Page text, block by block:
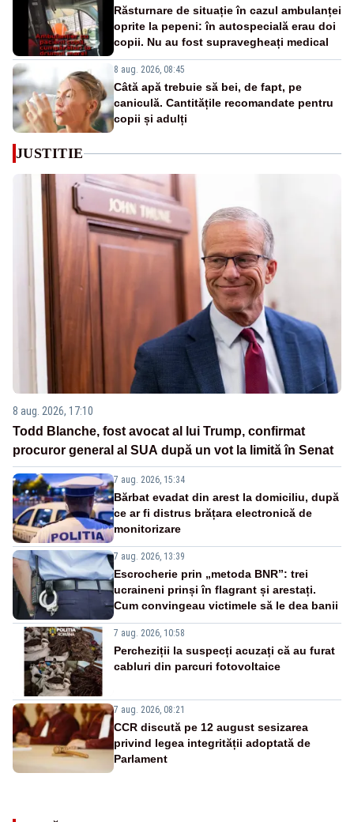
Răsturnare de situație în cazul ambulanței
oprite la pepeni: în autospecială erau doi
copii. Nu au fost supravegheați medical
8 aug. 2026, 08:45
Câtă apă trebuie să bei, de fapt, pe
caniculă. Cantitățile recomandate pentru
copii și adulți
JUSTITIE
8 aug. 2026, 17:10
Todd Blanche, fost avocat al lui Trump, confirmat
procuror general al SUA după un vot la limită în Senat
7 aug. 2026, 15:34
Bărbat evadat din arest la domiciliu, după
ce ar fi distrus brățara electronică de
monitorizare
7 aug. 2026, 13:39
Escrocherie prin „metoda BNR”: trei
ucraineni prinși în flagrant și arestați.
Cum convingeau victimele să le dea banii
7 aug. 2026, 10:58
Percheziții la suspecți acuzați că au furat
cabluri din parcuri fotovoltaice
7 aug. 2026, 08:21
CCR discută pe 12 august sesizarea
privind legea integrității adoptată de
Parlament